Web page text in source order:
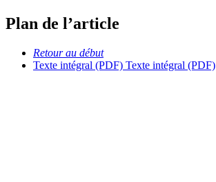
Plan de l’article
Retour au début
Texte intégral (PDF) Texte intégral (PDF)